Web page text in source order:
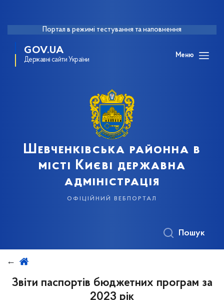
Портал в режимі тестування та наповнення
GOV.UA
Державні сайти України
Меню
Шевченківська районна в
місті Києві державна
адміністрація
офіційний вебпортал
Пошук
Звіти паспортів бюджетних програм за
2023 рік